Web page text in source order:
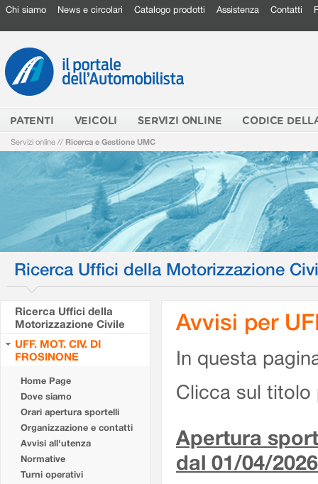
Chi siamo News e circolari Catalogo prodotti Assistenza Contatti
PATENTI VEICOLI SERVIZI ONLINE CODICE
Servizi online // Ricerca e Gestione UMC
Ricerca Uffici della Motorizzazione
Ricerca Uffici della
Motorizzazione Civile
UFF. MOT. CIV. DI
FROSINONE
Home Page
Dove siamo
Orari apertura sportelli
Organizzazione e contatti
Avvisi all'utenza
Normative
Turni operativi
Avvisi per
In questa
Clicca sul titolo
Apertura
dal 01/04/2026